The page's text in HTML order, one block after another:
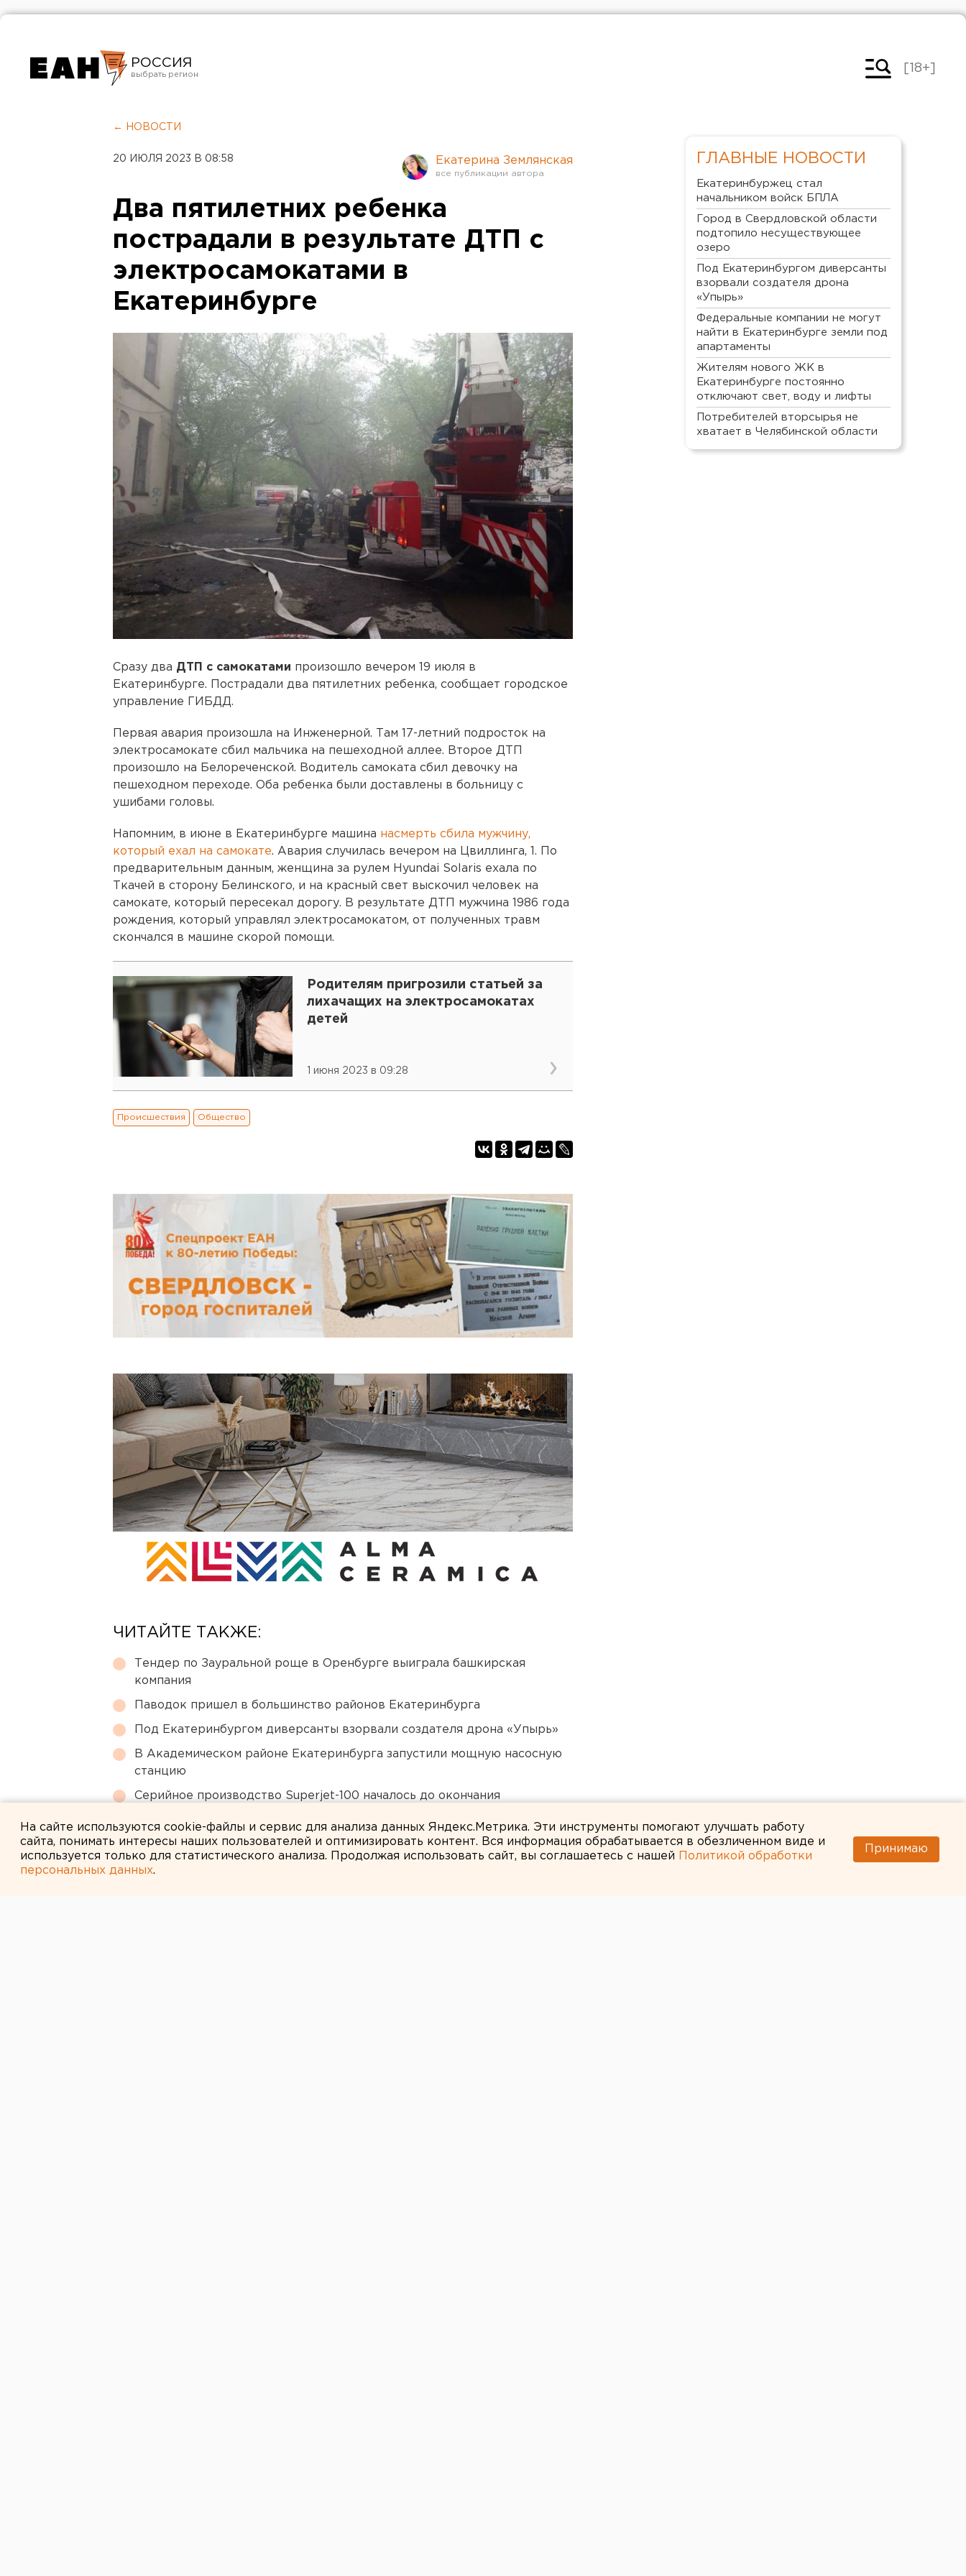
РОССИЯ
Челябинск
[18+]
← НОВОСТИ
20 ИЮЛЯ 2023 В 08:58 Екатерина Землянская
Два пятилетних ребенка
пострадали в результате ДТП с
электросамокатами в
Екатеринбурге
Сразу два ДТП с самокатами произошло вечером 19 июля в
Екатеринбурге. Пострадали два пятилетних ребенка, сообщает городское
управление ГИБДД.
Первая авария произошла на Инженерной. Там 17-летний подросток на
электросамокате сбил мальчика на пешеходной аллее. Второе ДТП
произошло на Белореченской. Водитель самоката сбил девочку на
пешеходном переходе. Оба ребенка были доставлены в больницу с
ушибами головы.
Напомним, в июне в Екатеринбурге машина насмерть сбила мужчину,
который ехал на самокате. Авария случилась вечером на Цвиллинга, 1. По
предварительным данным, женщина за рулем Hyundai Solaris ехала по
Ткачей в сторону Белинского, и на красный свет выскочил человек на
самокате, который пересекал дорогу. В результате ДТП мужчина 1986 года
рождения, который управлял электросамокатом, от полученных травм
скончался в машине скорой помощи.
Родителям пригрозили статьей за
лихачащих на электросамокатах
детей
1 июня 2023 в 09:28
Происшествия Общество
ЧИТАЙТЕ ТАКЖЕ:
Тендер по Зауральной роще в Оренбурге выиграла башкирская
компания
Паводок пришел в большинство районов Екатеринбурга
Под Екатеринбургом диверсанты взорвали создателя дрона «Упырь»
В Академическом районе Екатеринбурга запустили мощную насосную
станцию
Серийное производство Superjet-100 началось до окончания
ГЛАВНЫЕ НОВОСТИ
Екатеринбуржец стал
начальником войск БПЛА
Город в Свердловской области
подтопило несуществующее
озеро
Под Екатеринбургом диверсанты
взорвали создателя дрона
«Упырь»
Федеральные компании не могут
найти в Екатеринбурге земли под
апартаменты
Жителям нового ЖК в
Екатеринбурге постоянно
отключают свет, воду и лифты
Потребителей вторсырья не
хватает в Челябинской области
На сайте используются cookie-файлы и сервис для анализа данных Яндекс.Метрика. Эти инструменты помогают улучшать работу
сайта, понимать интересы наших пользователей и оптимизировать контент. Вся информация обрабатывается в обезличенном виде и
используется только для статистического анализа. Продолжая использовать сайт, вы соглашаетесь с нашей
Политикой обработки
персональных данных.
Принимаю